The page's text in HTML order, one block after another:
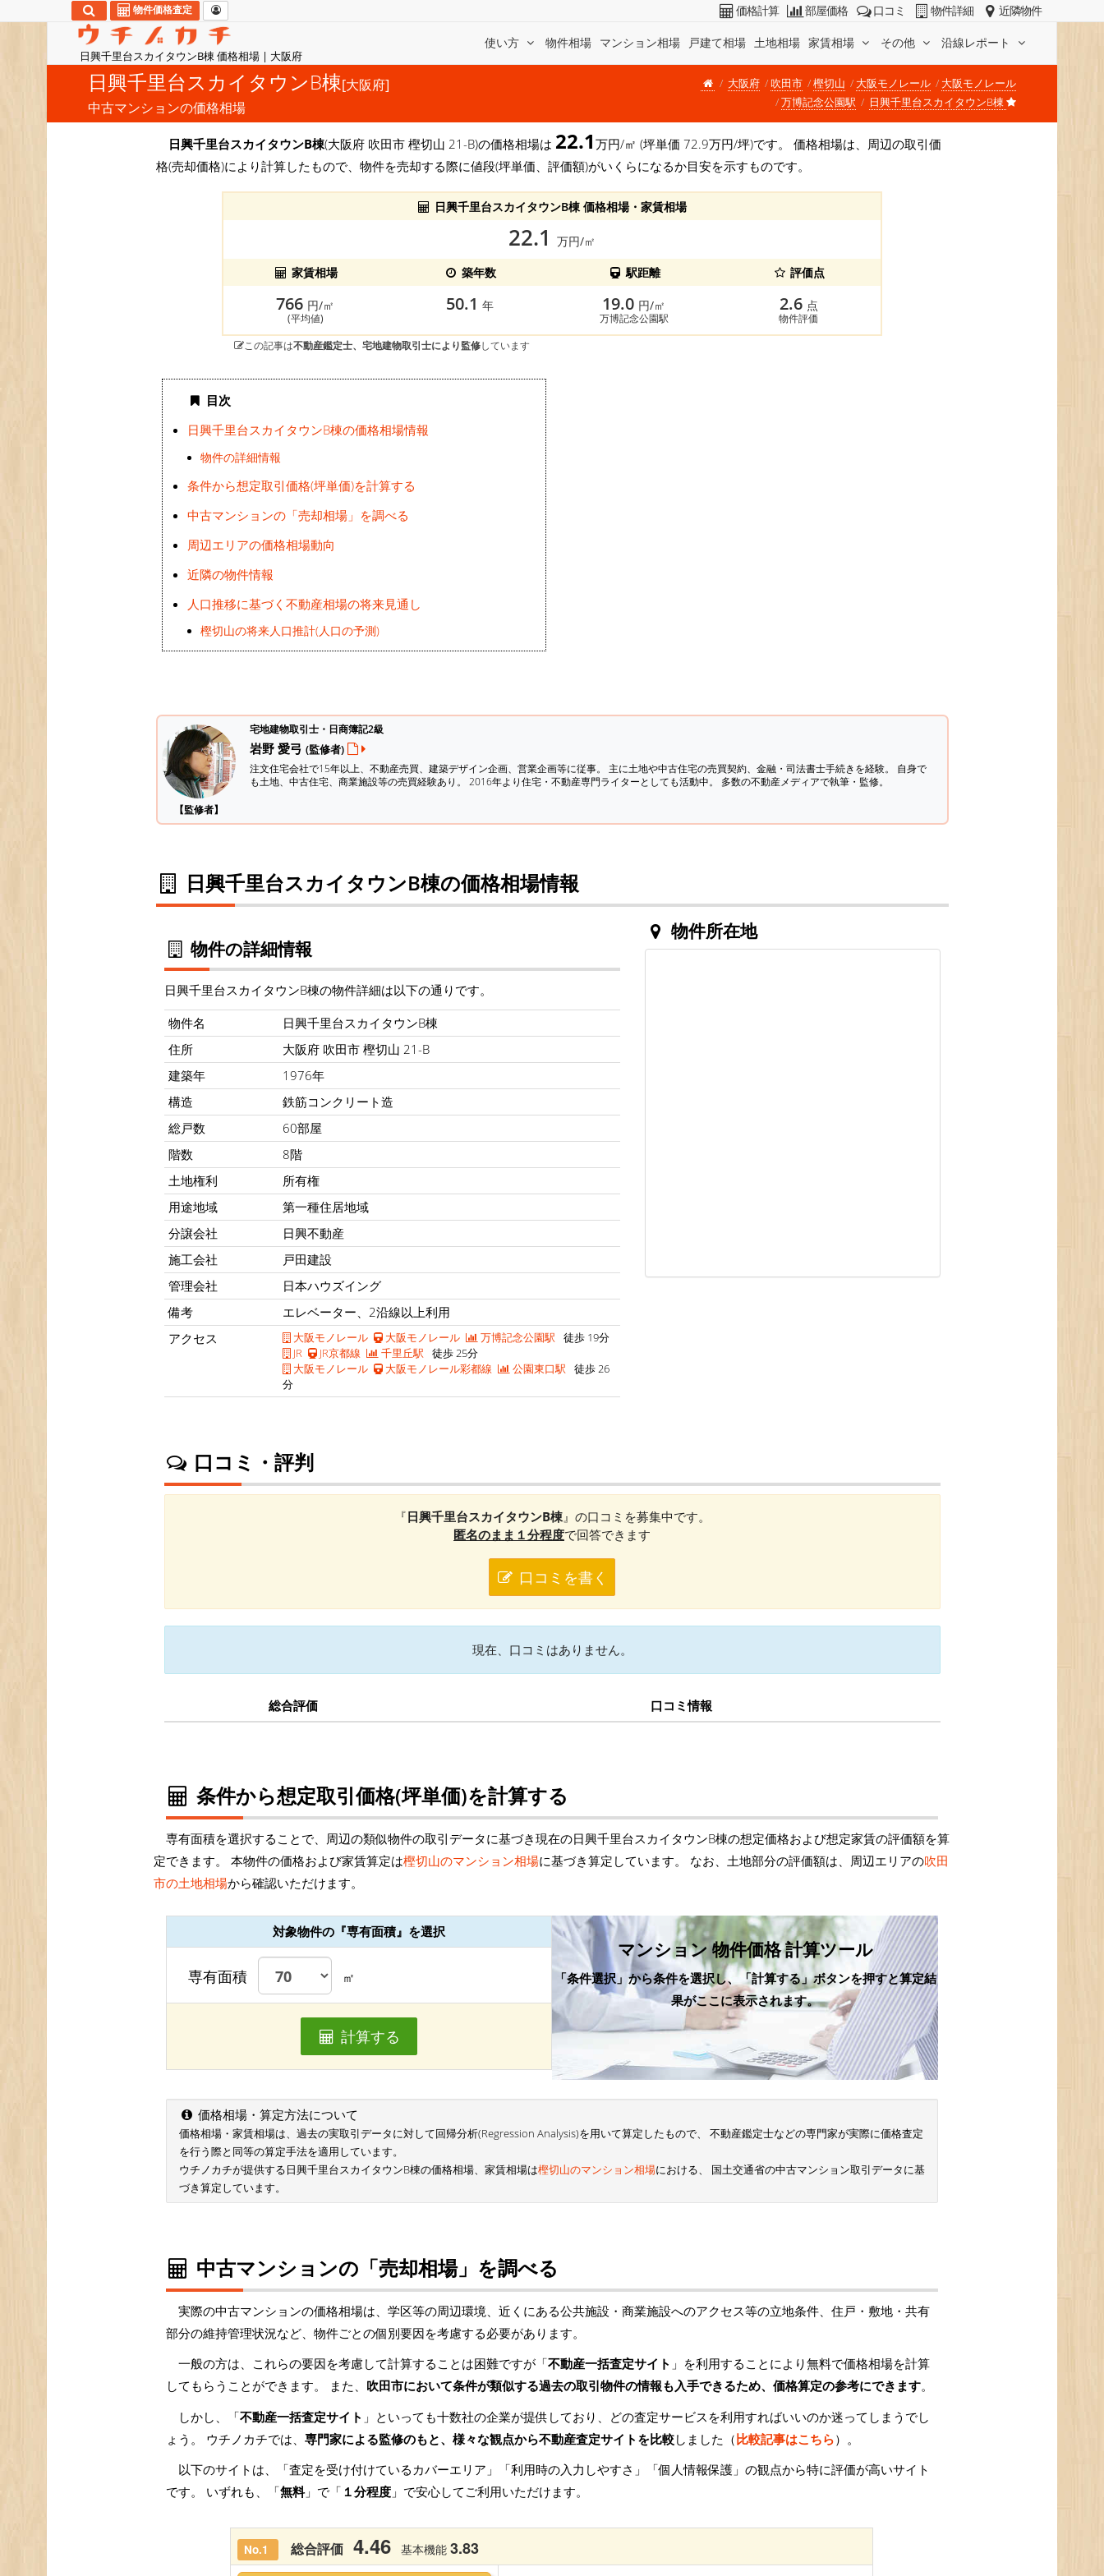
日興千里台スカイタウンB棟 価格相場 | 大阪府
使い方 物件相場 マンション相場 戸建て相場 土地相場 家賃相場 その他 沿線レポート
物件価格査定 価格計算 部屋価格 口コミ 物件詳細 近隣物件
日興千里台スカイタウンB棟[大阪府]
中古マンションの価格相場
大阪府 吹田市 樫切山 大阪モノレール
大阪モノレール
万博記念公園駅
日興千里台スカイタウンB棟
日興千里台スカイタウンB棟(大阪府 吹田市 樫切山 21-B)の価格相場は 22.1 万円/㎡ (坪単価 72.9万円/坪)です。 価格相場は、周辺の取引価
格(売却価格)により計算したもので、物件を売却する際に値段(坪単価、評価額)がいくらになるか目安を示すものです。
日興千里台スカイタウンB棟 価格相場・家賃相場
22.1
万円/㎡
家賃相場
築年数 駅距離 評価点
766 円/㎡
(平均値)
50.1 年 19.0 円/㎡
万博記念公園駅
2.6 点
物件評価
この記事は不動産鑑定士、宅地建物取引士により監修しています
目次
日興千里台スカイタウンB棟の価格相場情報
物件の詳細情報
条件から想定取引価格(坪単価)を計算する
中古マンションの「売却相場」を調べる
周辺エリアの価格相場動向
近隣の物件情報
人口推移に基づく不動産相場の将来見通し
樫切山の将来人口推計(人口の予測)
【監修者】
宅地建物取引士・日商簿記2級
岩野 愛弓 (監修者)
注文住宅会社で15年以上、不動産売買、建築デザイン企画、営業企画等に従事。 主に土地や中古住宅の売買契約、金融・司法書士手続きを経験。 自身で
も土地、中古住宅、商業施設等の売買経験あり。 2016年より住宅・不動産専門ライターとしても活動中。 多数の不動産メディアで執筆・監修。
日興千里台スカイタウンB棟の価格相場情報
物件の詳細情報
日興千里台スカイタウンB棟の物件詳細は以下の通りです。
物件名
日興千里台スカイタウンB棟
住所
大阪府 吹田市 樫切山 21-B
建築年
1976年
構造
鉄筋コンクリート造
総戸数
60部屋
階数
8階
土地権利
所有権
用途地域
第一種住居地域
分譲会社
日興不動産
施工会社
戸田建設
管理会社
日本ハウズイング
備考
エレベーター、2沿線以上利用
アクセス
大阪モノレール 大阪モノレール 万博記念公園駅 徒歩 19分
JR
JR京都線 千里丘駅 徒歩 25分
大阪モノレール
大阪モノレール彩都線 公園東口駅 徒歩 26
分
物件所在地
口コミ・評判
『日興千里台スカイタウンB棟』の口コミを募集中です。
匿名のまま１分程度で回答できます
口コミを書く
現在、口コミはありません。
総合評価 口コミ情報
条件から想定取引価格(坪単価)を計算する
専有面積を選択することで、周辺の類似物件の取引データに基づき現在の日興千里台スカイタウンB棟の想定価格および想定家賃の評価額を算
定できます。 本物件の価格および家賃算定は樫切山のマンション相場に基づき算定しています。 なお、土地部分の評価額は、周辺エリアの吹田
市の土地相場から確認いただけます。
対象物件の『専有面積』を選択
専有面積 ㎡
計算する
マンション 物件価格 計算ツール
「条件選択」から条件を選択し、「計算する」ボタンを押すと算定結
果がここに表示されます。
価格相場・算定方法について
価格相場・家賃相場は、過去の実取引データに対して回帰分析(Regression Analysis)を用いて算定したもので、 不動産鑑定士などの専門家が実際に価格査定
を行う際と同等の算定手法を適用しています。
ウチノカチが提供する日興千里台スカイタウンB棟の価格相場、家賃相場は樫切山のマンション相場における、 国土交通省の中古マンション取引データに基
づき算定しています。
中古マンションの「売却相場」を調べる
実際の中古マンションの価格相場は、学区等の周辺環境、近くにある公共施設・商業施設へのアクセス等の立地条件、住戸・敷地・共有
部分の維持管理状況など、物件ごとの個別要因を考慮する必要があります。
一般の方は、これらの要因を考慮して計算することは困難ですが「不動産一括査定サイト 」を利用することにより無料で価格相場を計算
してもらうことができます。 また、 吹田市において条件が類似する過去の取引物件の情報も入手できるため、価格算定の参考にできます。
しかし、「不動産一括査定サイト 」といっても十数社の企業が提供しており、どの査定サービスを利用すればいいのか迷ってしまうでし
ょう。 ウチノカチでは、 専門家による監修のもと、様々な観点から不動産査定サイトを比較しました（比較記事はこちら）。
以下のサイトは、「査定を受け付けているカバーエリア」「利用時の入力しやすさ」「個人情報保護」の観点から特に評価が高いサイト
です。 いずれも、「無料」で「 １分程度 」で安心してご利用いただけます。